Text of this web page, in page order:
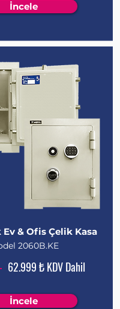
İncele
& Ofis Çelik Kasa
2060B.KE
62.999 ₺ KDV Dahil
İncele